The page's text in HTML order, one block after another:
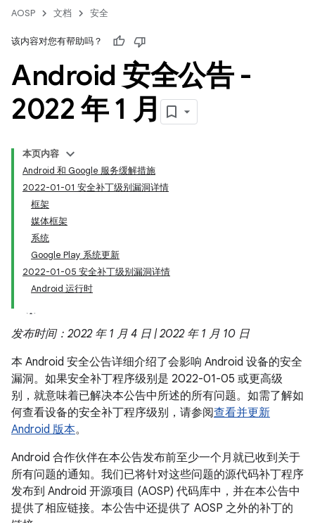
AOSP 文档 安全
该内容对您有帮助吗？
Android 安全公告 -
2022 年 1 月
本页内容
Android 和 Google 服务缓解措施
2022-01-01 安全补丁级别漏洞详情
框架
媒体框架
系统
Google Play 系统更新
2022-01-05 安全补丁级别漏洞详情
Android 运行时
发布时间：2022 年 1 月 4 日 | 2022 年 1 月 10 日
本 Android 安全公告详细介绍了会影响 Android 设备的安全
漏洞。如果安全补丁程序级别是 2022-01-05 或更高级
别，就意味着已解决本公告中所述的所有问题。如需了解如
何查看设备的安全补丁程序级别，请参阅查看并更新
Android 版本。
Android 合作伙伴在本公告发布前至少一个月就已收到关于
所有问题的通知。我们已将针对这些问题的源代码补丁程序
发布到 Android 开源项目 (AOSP) 代码库中，并在本公告中
提供了相应链接。本公告中还提供了 AOSP 之外的补丁的